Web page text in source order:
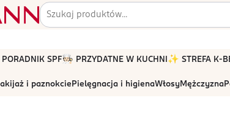
SPF🧑🏻‍🍳 PRZYDATNE W KUCHNI ✨ STREFA K-
i paznokcie Pielęgnacja i higienaWłosyMężczyzna